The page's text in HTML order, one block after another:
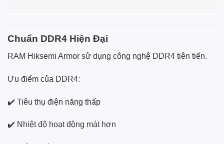
Chuẩn DDR4 Hiện Đại
RAM Hiksemi Armor sử dụng công nghệ DDR4 tiên tiến.
Ưu điểm của DDR4:
✔️ Tiêu thụ điện năng thấp
✔️ Nhiệt độ hoạt động mát hơn